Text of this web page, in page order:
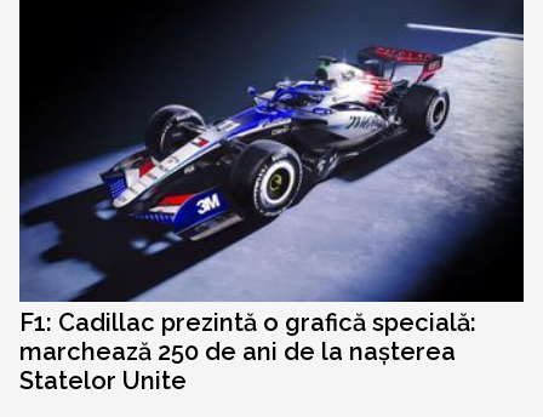
F1: Cadillac prezintă o grafică specială:
marchează 250 de ani de la nașterea
Statelor Unite